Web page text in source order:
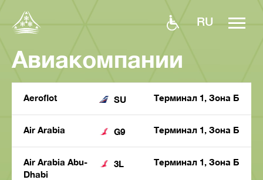
RU
Авиакомпании
Aeroflot SU Терминал 1, Зона Б
Air Arabia G9 Терминал 1, Зона Б
Air Arabia Abu-
Dhabi
3L Терминал 1, Зона Б